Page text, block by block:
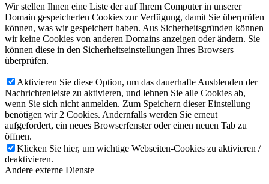
Wir stellen Ihnen eine Liste der auf Ihrem Computer in unserer
Domain gespeicherten Cookies zur Verfügung, damit Sie überprüfen
können, was wir gespeichert haben. Aus Sicherheitsgründen können
wir keine Cookies von anderen Domains anzeigen oder ändern. Sie
können diese in den Sicherheitseinstellungen Ihres Browsers
überprüfen.
Aktivieren Sie diese Option, um das dauerhafte Ausblenden der
Nachrichtenleiste zu aktivieren, und lehnen Sie alle Cookies ab,
wenn Sie sich nicht anmelden. Zum Speichern dieser Einstellung
benötigen wir 2 Cookies. Andernfalls werden Sie erneut
aufgefordert, ein neues Browserfenster oder einen neuen Tab zu
öffnen.
Klicken Sie hier, um wichtige Webseiten-Cookies zu aktivieren /
deaktivieren.
Andere externe Dienste